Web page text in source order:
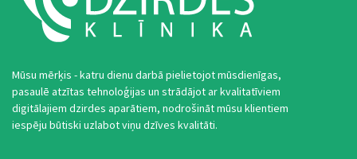
Mūsu mērķis - katru dienu darbā pielietojot mūsdienīgas,
pasaulē atzītas tehnoloģijas un strādājot ar kvalitatīviem
digitālajiem dzirdes aparātiem, nodrošināt mūsu klientiem
iespēju būtiski uzlabot viņu dzīves kvalitāti.